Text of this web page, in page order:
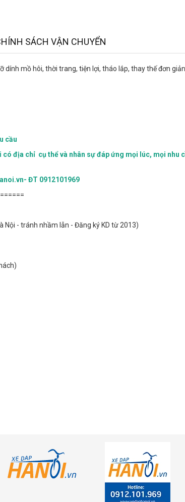
SÁCH VẬN CHUYỂN
dính mồ hôi, thời trang, tiện lợi, tháo lắp, thay thế đơn
cầu
địa chỉ cụ thể và nhân sự đáp ứng mọi lúc, mọi nhu
ĐT 0912101969
Nội - tránh nhầm lẫn - Đăng ký KD từ 2013)